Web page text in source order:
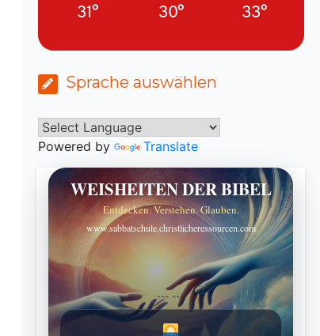
31° 30° 33°
Sprache auswählen
Powered by Translate
WEISHEITEN DER BIBEL
Entdecken. Verstehen. Glauben.
www.sabbatschule.christlicheressourcen.com
``` ```